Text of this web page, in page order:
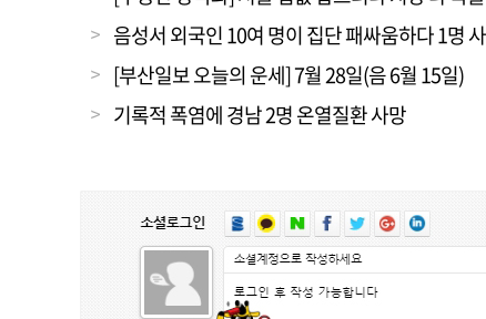
음성서 외국인 10여 명이 집단 패싸움하다 1명
[부산일보 오늘의 운세] 7월 28일(음 6월 15일)
기록적 폭염에 경남 2명 온열질환 사망